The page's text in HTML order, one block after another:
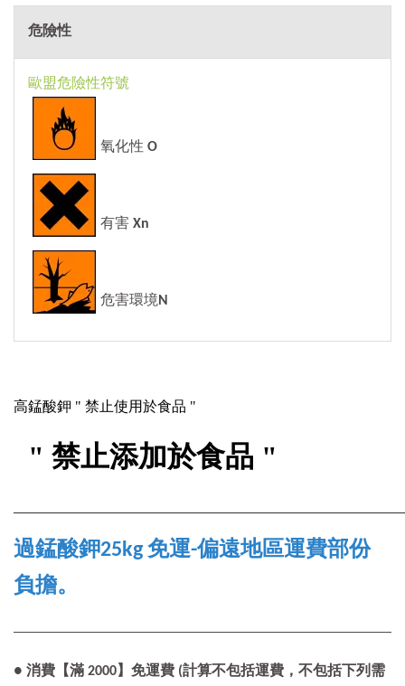
危險性
歐盟危險性符號
氧化性 O
有害 Xn
危害環境N
高錳酸鉀 " 禁止使用於食品 "
" 禁止添加於食品 "
過錳酸鉀25kg 免運-偏遠地區運費部份
負擔。
● 消費【滿 2000】免運費 (計算不包括運費，不包括下列需